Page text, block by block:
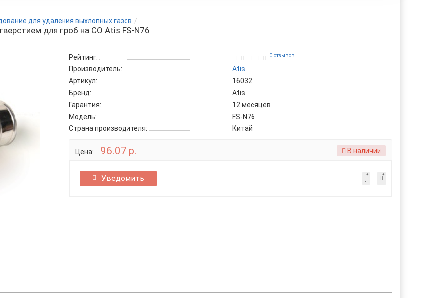
для удаления выхлопных газов
для проб на СО Atis FS-N76
Рейтинг: 0 отзывов
Производитель:
Atis
Артикул:
16032
Бренд:
Atis
Гарантия:
12 месяцев
Модель:
FS-N76
Страна производителя:
Китай
Цена: 96.07 р. В наличии
Уведомить